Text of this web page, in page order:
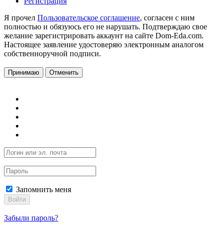
Я прочел Пользовательское соглашение, согласен с ним
полностью и обязуюсь его не нарушать. Подтверждаю свое
желание зарегистрировать аккаунт на сайте Dom-Eda.com.
Настоящее заявление удостоверяю электронным аналогом
собственноручной подписи.
Принимаю Отменить
Запомнить меня
Войти
Забыли пароль?